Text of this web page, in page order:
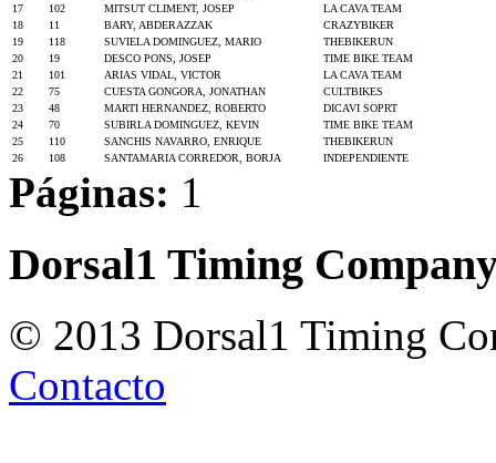
17
102 MITSUT CLIMENT, JOSEP
LA CAVA TEAM
18
11 BARY, ABDERAZZAK
CRAZYBIKER
19
118 SUVIELA DOMINGUEZ, MARIO
THEBIKERUN
20
19 DESCO PONS, JOSEP
TIME BIKE TEAM
21
101 ARIAS VIDAL, VICTOR
LA CAVA TEAM
22
75 CUESTA GONGORA, JONATHAN
CULTBIKES
23
48 MARTI HERNANDEZ, ROBERTO
DICAVI SOPRT
24
70 SUBIRLA DOMINGUEZ, KEVIN
TIME BIKE TEAM
25
110 SANCHIS NAVARRO, ENRIQUE
THEBIKERUN
26
108 SANTAMARIA CORREDOR, BORJA INDEPENDIENTE
Páginas: 1
Dorsal1 Timing
© 2013 Dorsal1 Timing
Contacto